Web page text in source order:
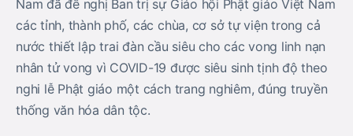
Nam đã đề nghị Ban trị sự Giáo hội Phật giáo Việt Nam
các tỉnh, thành phố, các chùa, cơ sở tự viện trong cả
nước thiết lập trai đàn cầu siêu cho các vong linh nạn
nhân tử vong vì COVID-19 được siêu sinh tịnh độ theo
nghi lễ Phật giáo một cách trang nghiêm, đúng truyền
thống văn hóa dân tộc.